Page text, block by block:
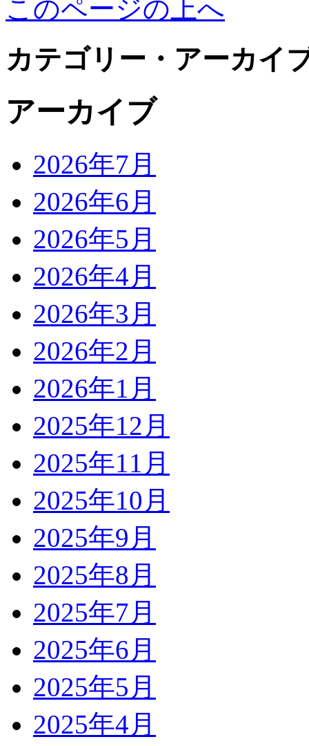
このページの上へ
カテゴリー・アーカイ
アーカイブ
2026年7月
2026年6月
2026年5月
2026年4月
2026年3月
2026年2月
2026年1月
2025年12月
2025年11月
2025年10月
2025年9月
2025年8月
2025年7月
2025年6月
2025年5月
2025年4月